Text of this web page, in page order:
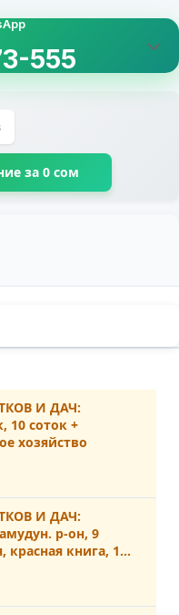
555
за 0 сом
И ДАЧ:
10 соток +
хозяйство
И ДАЧ:
р-он, 9
красная книга, 12